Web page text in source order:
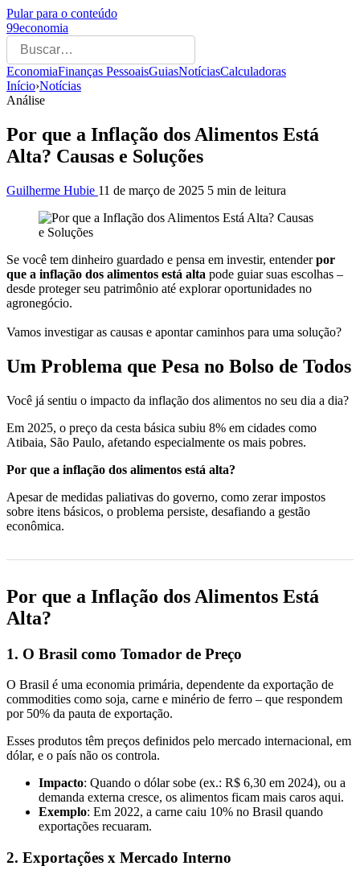
Pular para o conteúdo
99economia
EconomiaFinanças PessoaisGuiasNotíciasCalculadoras
Início›Notícias
Análise
Por que a Inflação dos Alimentos Está
Alta? Causas e Soluções
Guilherme Hubie 11 de março de 2025 5 min de leitura
Se você tem dinheiro guardado e pensa em investir, entenderpor
que a inflação dos alimentos está alta pode guiar suas escolhas –
desde proteger seu patrimônio até explorar oportunidades no
agronegócio.
Vamos investigar as causas e apontar caminhos para uma solução?
Um Problema que Pesa no Bolso de Todos
Você já sentiu o impacto da inflação dos alimentos no seu dia a dia?
Em 2025, o preço da cesta básica subiu 8% em cidades como
Atibaia, São Paulo, afetando especialmente os mais pobres.
Por que a inflação dos alimentos está alta?
Apesar de medidas paliativas do governo, como zerar impostos
sobre itens básicos, o problema persiste, desafiando a gestão
econômica.
Por que a Inflação dos Alimentos Está
Alta?
1. O Brasil como Tomador de Preço
O Brasil é uma economia primária, dependente da exportação de
commodities como soja, carne e minério de ferro – que respondem
por 50% da pauta de exportação.
Esses produtos têm preços definidos pelo mercado internacional, em
dólar, e o país não os controla.
Impacto: Quando o dólar sobe (ex.: R$ 6,30 em 2024), ou a
demanda externa cresce, os alimentos ficam mais caros aqui.
Exemplo: Em 2022, a carne caiu 10% no Brasil quando
exportações recuaram.
2. Exportações x Mercado Interno